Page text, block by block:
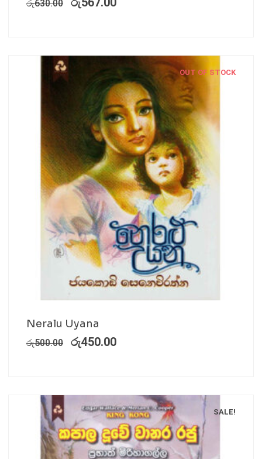
රු630.00
OUT OF STOCK
Neralu Uyana
රු500.00 රු450.00
SALE!